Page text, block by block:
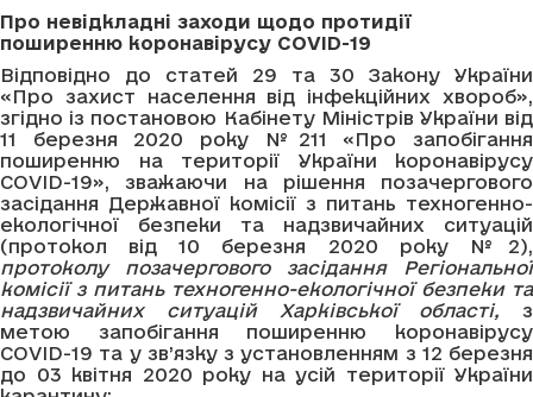
Про невідкладні заходи щодо протидії
поширенню коронавірусу COVID-19
Відповідно до статей 29 та 30 Закону України
«Про захист населення від інфекційних хвороб»,
згідно із постановою Кабінету Міністрів України від
11 березня 2020 року №211 «Про запобігання
поширенню на території України коронавірусу
COVID-19», зважаючи на рішення позачергового
засідання Державної комісії з питань техногенно-
екологічної безпеки та надзвичайних ситуацій
(протокол від 10 березня 2020 року №2),
протоколу позачергового засідання Регіональної
комісії з питань техногенно-екологічної безпеки та
надзвичайних ситуацій Харківської області, з
метою запобігання поширенню коронавірусу
COVID-19 та у зв’язку з установленням з 12 березня
до 03 квітня 2020 року на усій території України